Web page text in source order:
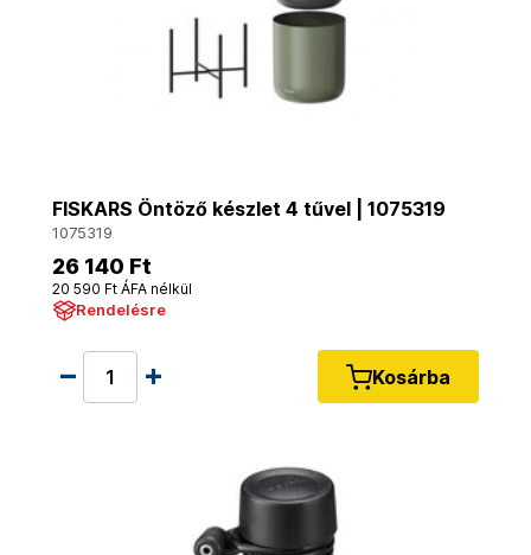
FISKARS Öntöző készlet 4 tűvel | 1075319
1075319
26 140 Ft
20 590 Ft ÁFA nélkül
Rendelésre
Kosárba